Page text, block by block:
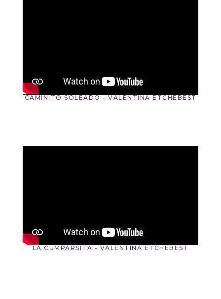
CAMINITO SOLEADO - VALENTINA ETCHEBEST
LA CUMPARSITA - VALENTINA ETCHEBEST